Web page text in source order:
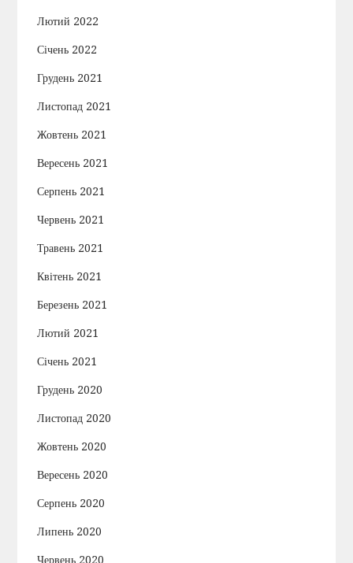
Лютий 2022
Січень 2022
Грудень 2021
Листопад 2021
Жовтень 2021
Вересень 2021
Серпень 2021
Червень 2021
Травень 2021
Квітень 2021
Березень 2021
Лютий 2021
Січень 2021
Грудень 2020
Листопад 2020
Жовтень 2020
Вересень 2020
Серпень 2020
Липень 2020
Червень 2020